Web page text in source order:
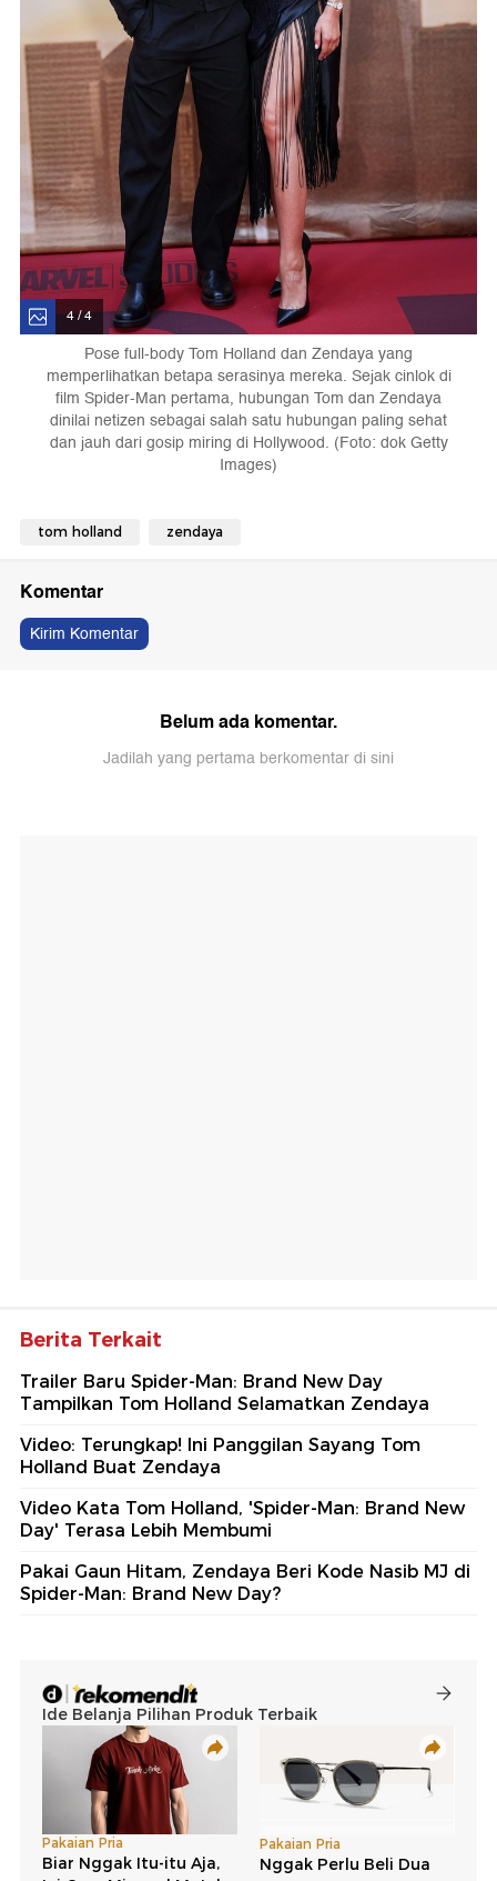
4 / 4
Pose full-body Tom Holland dan Zendaya yang
memperlihatkan betapa serasinya mereka. Sejak cinlok di
film Spider-Man pertama, hubungan Tom dan Zendaya
dinilai netizen sebagai salah satu hubungan paling sehat
dan jauh dari gosip miring di Hollywood. (Foto: dok Getty
Images)
tom holland zendaya
Komentar
Kirim Komentar
Belum ada komentar.
Jadilah yang pertama berkomentar di sini
Berita Terkait
Trailer Baru Spider-Man: Brand New Day
Tampilkan Tom Holland Selamatkan Zendaya
Video: Terungkap! Ini Panggilan Sayang Tom
Holland Buat Zendaya
Video Kata Tom Holland, 'Spider-Man: Brand New
Day' Terasa Lebih Membumi
Pakai Gaun Hitam, Zendaya Beri Kode Nasib MJ di
Spider-Man: Brand New Day?